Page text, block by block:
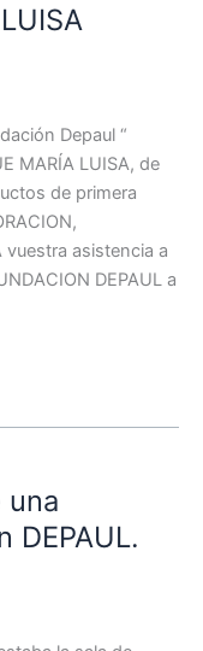
Depaul “
MARÍA LUISA, de
de primera
vuestra asistencia a
DEPAUL a
una
DEPAUL.